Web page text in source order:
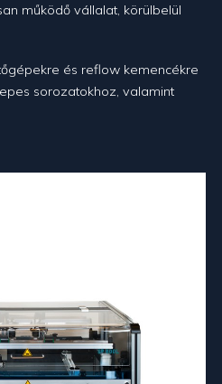
működő vállalat, körülbelül
és reflow kemencékre
sorozatokhoz, valamint